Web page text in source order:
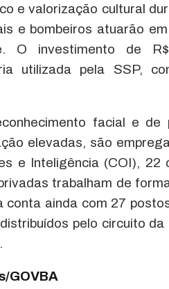
e valorização cultural
e bombeiros atuarão
O investimento de
utilizada pela SSP,
facial e de
elevadas, são
e Inteligência (COI), 22
trabalham de
conta ainda com 27
pelo circuito
GOVBA